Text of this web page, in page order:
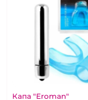
Капа "Eroman"